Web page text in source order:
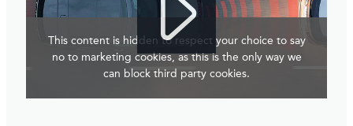
This content is hidden to respect your choice to say
no to marketing cookies, as this is the only way we
can block third party cookies.